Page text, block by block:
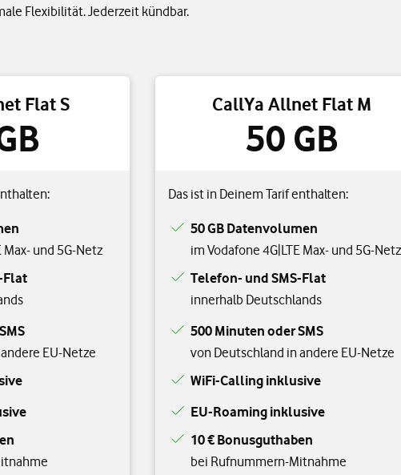
Flexibilität. Jederzeit kündbar.
Flat S
Max- und 5G-Netz
Flat
EU-Netze
CallYa Allnet Flat M
50 GB
Das ist in Deinem Tarif enthalten:
50 GB Datenvolumen
im Vodafone 4G|LTE Max- und 5G-Netz
Telefon- und SMS-Flat
innerhalb Deutschlands
500 Minuten oder SMS
von Deutschland in andere EU-Netze
WiFi-Calling inklusive
EU-Roaming inklusive
10 € Bonusguthaben
bei Rufnummern-Mitnahme